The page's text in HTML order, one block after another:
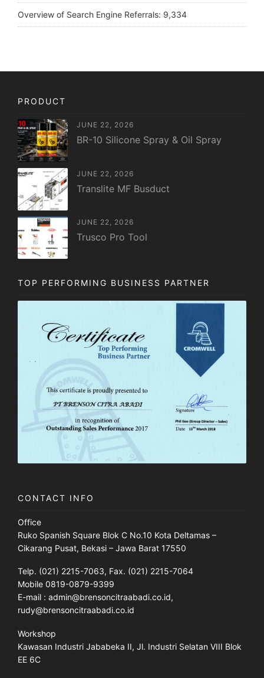
Overview of Search Engine Referrals: 9,334
PRODUCT
JUNE 22, 2026
BR-10 Silicone Spray & Oil Spray
JUNE 22, 2026
Translite MF Busduct
JUNE 22, 2026
Trusco Pro Tool
TOP PERFORMING BUSINESS PARTNER
CONTACT INFO
Office
Ruko Spanish Square Blok C No.10 Kota Deltamas –
Cikarang Pusat, Bekasi – Jawa Barat 17550
Telp. (021) 2215-7063, Fax. (021) 2215-7064
Mobile 0819-0879-9399
E-mail : admin@brensoncitraabadi.co.id,
rudy@brensoncitraabadi.co.id
Workshop
Kawasan Industri Jababeka II, Jl. Industri Selatan VIII Blok
EE 6C